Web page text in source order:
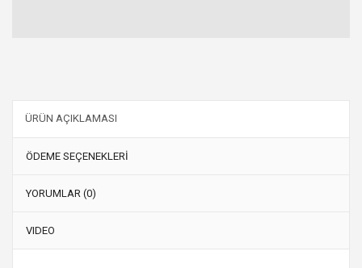
ÜRÜN AÇIKLAMASI
ÖDEME SEÇENEKLERİ
YORUMLAR (0)
VIDEO